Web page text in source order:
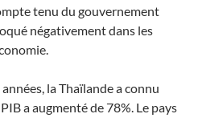
tenu du gouvernement
négativement dans les
la Thaïlande a connu
a augmenté de 78%. Le pays